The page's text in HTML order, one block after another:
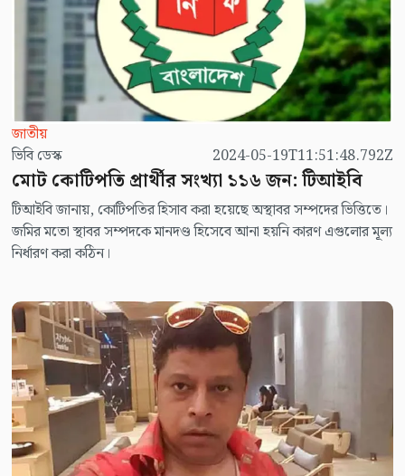
জাতীয়
ভিবি ডেস্ক
2024-05-19T11:51:48.792Z
মোট কোটিপতি প্রার্থীর সংখ্যা ১১৬ জন: টিআইবি
টিআইবি জানায়, কোটিপতির হিসাব করা হয়েছে অস্থাবর সম্পদের ভিত্তিতে।
জমির মতো স্থাবর সম্পদকে মানদণ্ড হিসেবে আনা হয়নি কারণ এগুলোর মূল্য
নির্ধারণ করা কঠিন।